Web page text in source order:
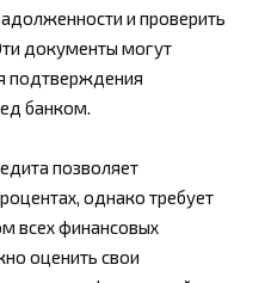
и проверить
документы могут
подтверждения
банком.
позволяет
однако требует
всех финансовых
оценить свои